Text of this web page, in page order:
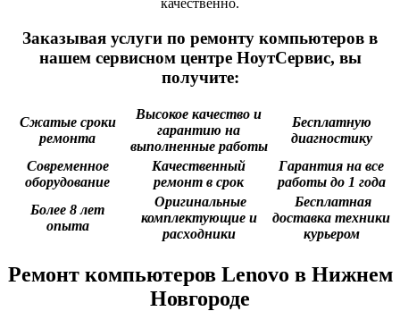
Заказывая услуги по ремонту компьютеров в
нашем сервисном центре НоутСервис, вы
получите:
Сжатые сроки
ремонта
Высокое качество и
гарантию на
выполненные работы
Бесплатную
диагностику
Современное
оборудование
Качественный
ремонт в срок
Гарантия на все
работы до 1 года
Более 8 лет
опыта
Оригинальные
комплектующие и
расходники
Бесплатная
доставка техники
курьером
Ремонт компьютеров Lenovo в Нижнем
Новгороде